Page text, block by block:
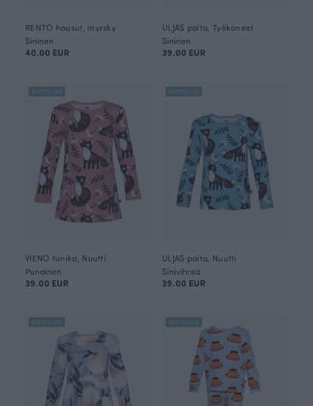
RENTO housut, myrsky
Sininen
40.00 EUR
ULJAS paita, Työkoneet
Sininen
39.00 EUR
BESTSELLER
VIENO tunika, Nuutti
Punainen
39.00 EUR
BESTSELLER
ULJAS paita, Nuutti
Sinivihreä
39.00 EUR
BESTSELLER BESTSELLER